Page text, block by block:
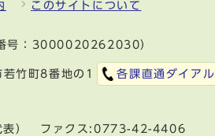
このサイトについて
番号：3000020262030）
竹町8番地の1 各課直通ダイアル
表） ファクス:0773-42-4406